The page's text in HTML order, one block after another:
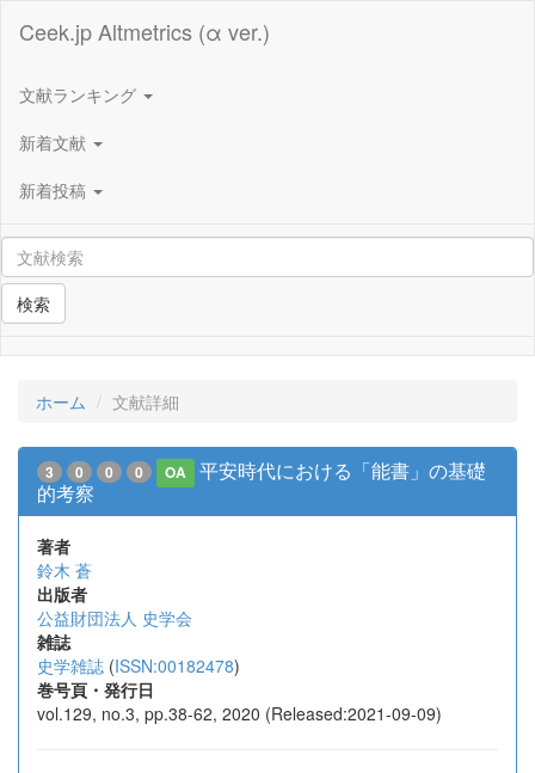
Ceek.jp Altmetrics (α ver.)
文献ランキング
新着文献
新着投稿
検索
ホーム 文献詳細
3 0 0 0 OA
平安時代における「能書」の基礎
的考察
著者
鈴木 蒼
出版者
公益財団法人 史学会
雑誌
史学雑誌 (ISSN:00182478)
巻号頁・発行日
vol.129, no.3, pp.38-62, 2020 (Released:2021-09-09)